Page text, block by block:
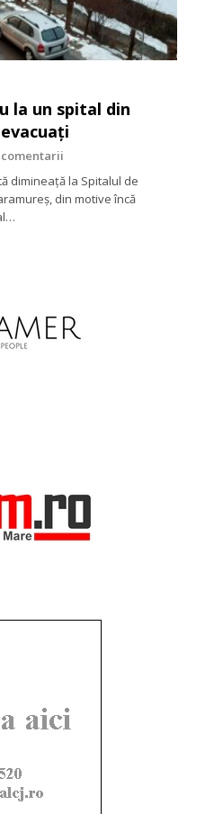
la un spital din
comentarii
dimineaţă la Spitalul de
din motive încă